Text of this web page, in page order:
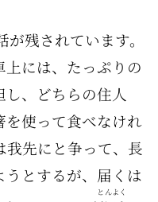
が残されています。
には、たっぷりの
、どちらの住人
を使って食べなけれ
我先にと争って、長
とするが、届くは
とんよく